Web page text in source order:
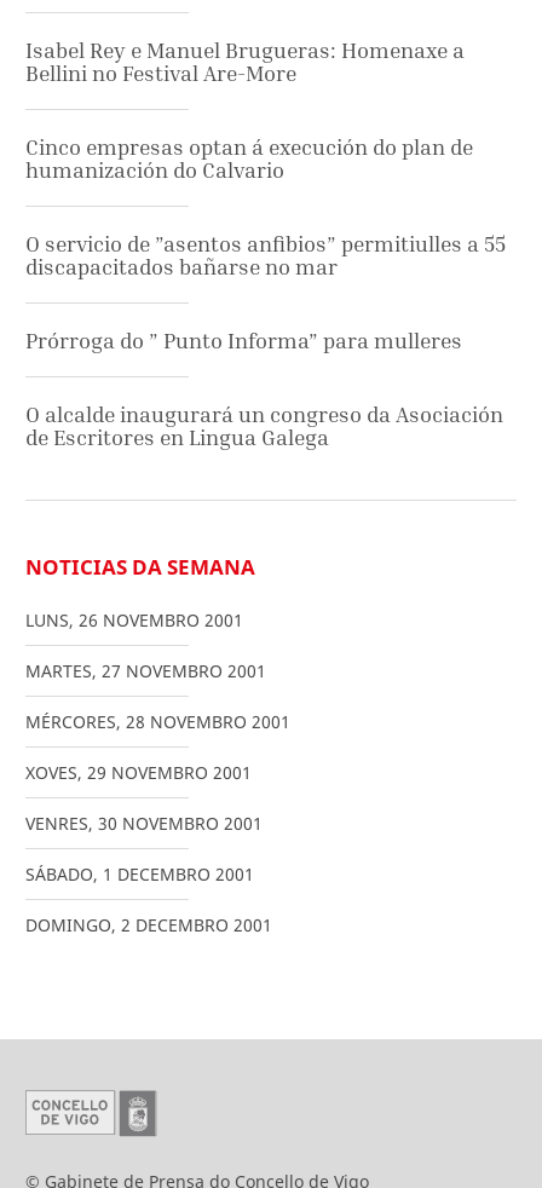
Isabel Rey e Manuel Brugueras: Homenaxe a
Bellini no Festival Are-More
Cinco empresas optan á execución do plan de
humanización do Calvario
O servicio de ”asentos anfibios” permitiulles a 55
discapacitados bañarse no mar
Prórroga do ” Punto Informa” para mulleres
O alcalde inaugurará un congreso da Asociación
de Escritores en Lingua Galega
NOTICIAS DA SEMANA
LUNS, 26 NOVEMBRO 2001
MARTES, 27 NOVEMBRO 2001
MÉRCORES, 28 NOVEMBRO 2001
XOVES, 29 NOVEMBRO 2001
VENRES, 30 NOVEMBRO 2001
SÁBADO, 1 DECEMBRO 2001
DOMINGO, 2 DECEMBRO 2001
© Gabinete de Prensa do Concello de Vigo